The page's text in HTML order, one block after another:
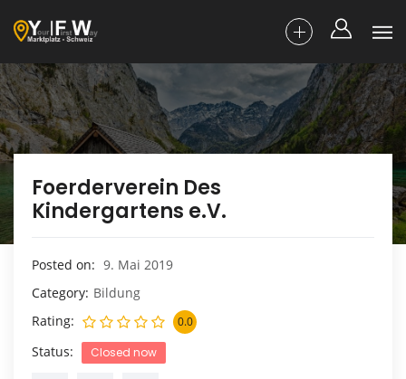
Foerderverein Des
Kindergartens e.V.
Posted on
9. Mai 2019
Category Bildung
Rating
0.0
Status Closed now